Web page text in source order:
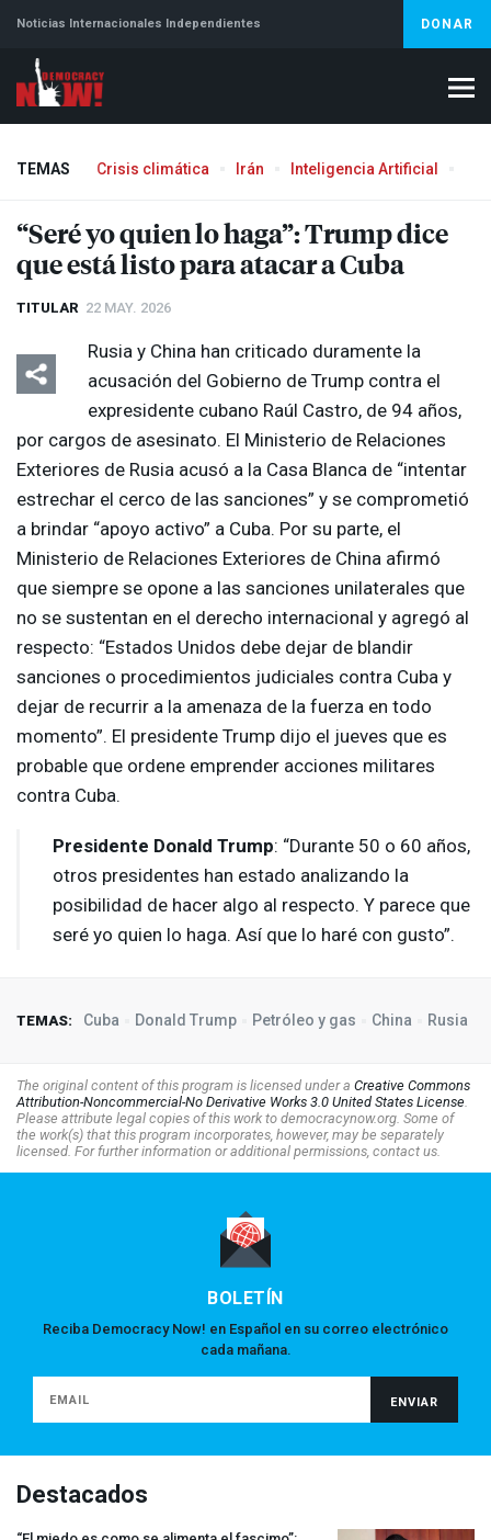
Noticias Internacionales Independientes DONAR
TEMAS Crisis climática Irán Inteligencia Artificial
“Seré yo quien lo haga”: Trump dice
que está listo para atacar a Cuba
TITULAR 22 MAY. 2026
Rusia y China han criticado duramente la
acusación del Gobierno de Trump contra el
expresidente cubano Raúl Castro, de 94 años,
por cargos de asesinato. El Ministerio de Relaciones
Exteriores de Rusia acusó a la Casa Blanca de “intentar
estrechar el cerco de las sanciones” y se comprometió
a brindar “apoyo activo” a Cuba. Por su parte, el
Ministerio de Relaciones Exteriores de China afirmó
que siempre se opone a las sanciones unilaterales que
no se sustentan en el derecho internacional y agregó al
respecto: “Estados Unidos debe dejar de blandir
sanciones o procedimientos judiciales contra Cuba y
dejar de recurrir a la amenaza de la fuerza en todo
momento”. El presidente Trump dijo el jueves que es
probable que ordene emprender acciones militares
contra Cuba.
Presidente Donald Trump: “Durante 50 o 60 años,
otros presidentes han estado analizando la
posibilidad de hacer algo al respecto. Y parece que
seré yo quien lo haga. Así que lo haré con gusto”.
TEMAS: Cuba Donald Trump Petróleo y gas China Rusia
The original content of this program is licensed under a Creative Commons
Attribution-Noncommercial-No Derivative Works 3.0 United States License.
Please attribute legal copies of this work to democracynow.org. Some of
the work(s) that this program incorporates, however, may be separately
licensed. For further information or additional permissions, contact us.
BOLETÍN
Reciba Democracy Now! en Español en su correo electrónico
cada mañana.
Destacados